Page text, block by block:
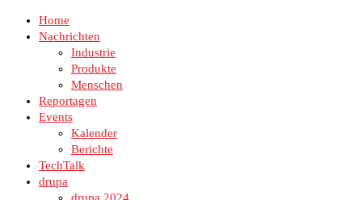
Home
Nachrichten
Industrie
Produkte
Menschen
Reportagen
Events
Kalender
Berichte
TechTalk
drupa